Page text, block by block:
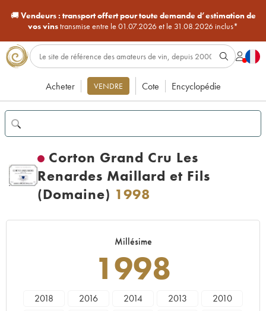
🚚Vendeurs : transport offert pour toute demande d’estimation de
vos vinstransmise entre le 01.07.2026 et le 31.08.2026 inclus*
Acheter VENDRE Cote Encyclopédie
Corton Grand Cru Les
Renardes Maillard et Fils
(Domaine) 1998
Millésime
1998
2018 2016 2014 2013
2010